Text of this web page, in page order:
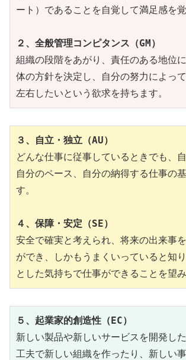
ート）であることを自覚して満足感を覚
２、全般管理コンピタンス（GM）
組織の段階をあがり、責任のある地位
体の方針を決定し、自分の努力によっ
左右したいという欲求を持ちます。
３、自立・独立（AU）
どんな仕事に従事しているときでも、自
自分のペース、自分の納得する仕事の
す。
４、保障・安定（SE）
安全で確実と考えられ、将来の出来事
ができ、しかもうまくいっていると知
とした気持ちで仕事ができることを望み
５、起業家的創造性（EC）
新しい製品や新しいサービスを開発し
工夫で新しい組織を作ったり、新しい